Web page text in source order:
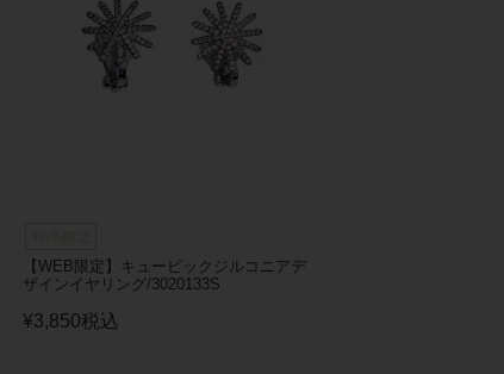
【WEB限定】キュービックジルコニアデ
ザインイヤリング/3020133S
¥3,850税込